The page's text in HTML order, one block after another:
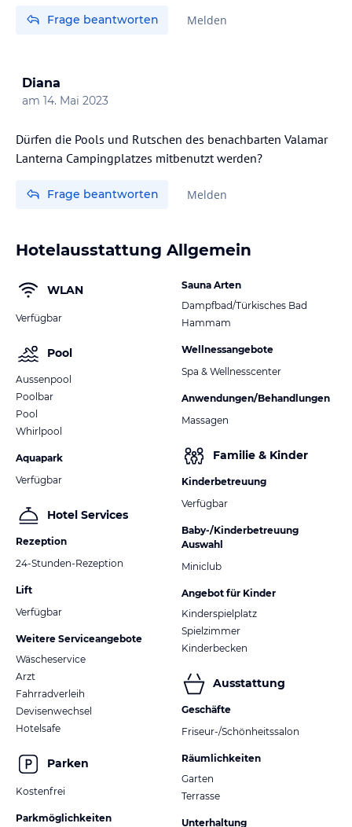
Frage beantworten Melden
Diana
am 14. Mai 2023
Dürfen die Pools und Rutschen des benachbarten Valamar
Lanterna Campingplatzes mitbenutzt werden?
Frage beantworten Melden
Hotelausstattung Allgemein
WLAN
Verfügbar
Pool
Aussenpool
Poolbar
Pool
Whirlpool
Aquapark
Verfügbar
Hotel Services
Rezeption
24-Stunden-Rezeption
Lift
Verfügbar
Weitere Serviceangebote
Wäscheservice
Arzt
Fahrradverleih
Devisenwechsel
Hotelsafe
Parken
Kostenfrei
Parkmöglichkeiten
Sauna Arten
Dampfbad/Türkisches Bad
Hammam
Wellnessangebote
Spa & Wellnesscenter
Anwendungen/Behandlungen
Massagen
Familie & Kinder
Kinderbetreuung
Verfügbar
Baby-/Kinderbetreuung
Auswahl
Miniclub
Angebot für Kinder
Kinderspielplatz
Spielzimmer
Kinderbecken
Ausstattung
Geschäfte
Friseur-/Schönheitssalon
Räumlichkeiten
Garten
Terrasse
Unterhaltung